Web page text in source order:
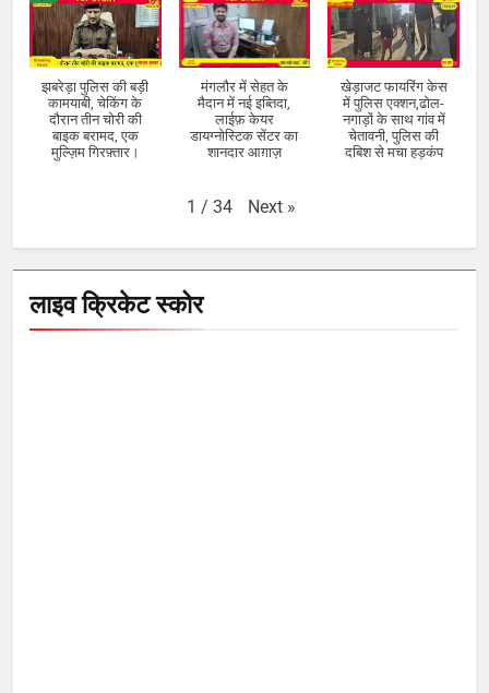
झबरेड़ा पुलिस की बड़ी
कामयाबी, चेकिंग के
दौरान तीन चोरी की
बाइक बरामद, एक
मुल्ज़िम गिरफ़्तार।
मंगलौर में सेहत के
मैदान में नई इब्तिदा,
लाईफ़ केयर
डायग्नोस्टिक सेंटर का
शानदार आग़ाज़
खेड़ाजट फायरिंग केस
में पुलिस एक्शन,ढोल-
नगाड़ों के साथ गांव में
चेतावनी, पुलिस की
दबिश से मचा हड़कंप
1 / 34 Next »
लाइव क्रिकेट स्कोर